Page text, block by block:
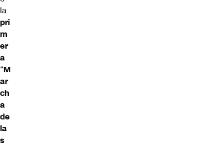
la
pri
m
er
a
“M
ar
ch
a
de
la
s